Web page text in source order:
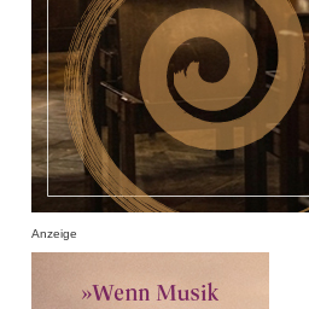
Anzeige